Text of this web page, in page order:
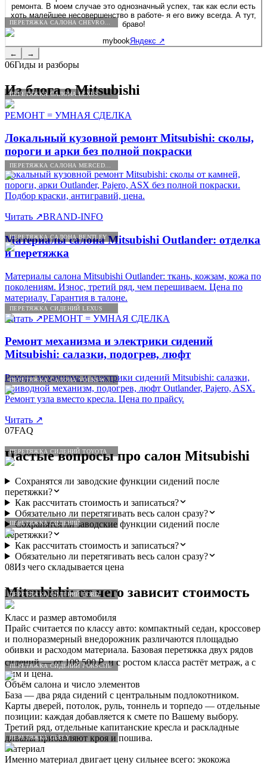
ПЕРЕТЯЖКА САЛОНА LEXUS
ПЕРЕТЯЖКА САЛОНА BENTLEY
ПЕРЕТЯЖКА СИДЕНИЙ LEXUS
ПЕРЕТЯЖКА САЛОНА VOLKSWAGEN
ПЕРЕТЯЖКА СИДЕНИЙ TOYOTA
ПЕРЕТЯЖКА СИДЕНИЙ
ПЕРЕТЯЖКА СИДЕНИЙ FORD
ПЕРЕТЯЖКА СИДЕНИЙ PORSCHE
ПЕРЕТЯЖКА GEELY
ремонта. В моем случае это однозначный успех, так как если есть
хоть малейшее несовершенство в работе- я его вижу всегда. А тут,
браво!
mybookЯндекс ↗
←
→
06Гиды и разборы
Из блога оMitsubishi
РЕМОНТ = УМНАЯ СДЕЛКА
Локальный кузовной ремонт Mitsubishi: сколы,
пороги и арки без полной покраски
Локальный кузовной ремонт Mitsubishi: сколы от камней,
пороги, арки Outlander, Pajero, ASX без полной покраски.
Подбор краски, антигравий, цена.
Читать ↗BRAND-INFO
Материалы салона Mitsubishi Outlander: отделка
и перетяжка
Материалы салона Mitsubishi Outlander: ткань, кожзам, кожа по
поколениям. Износ, третий ряд, чем перешиваем. Цена по
материалу. Гарантия в талоне.
Читать ↗РЕМОНТ = УМНАЯ СДЕЛКА
Ремонт механизма и электрики сидений
Mitsubishi: салазки, подогрев, люфт
Ремонт механизма и электрики сидений Mitsubishi: салазки,
приводной механизм, подогрев, люфт Outlander, Pajero, ASX.
Ремонт узла вместо кресла. Цена по прайсу.
Читать ↗
07FAQ
Частые вопросы про салон Mitsubishi
Сохранятся ли заводские функции сидений после
перетяжки?
Как рассчитать стоимость и записаться?
Обязательно ли перетягивать весь салон сразу?
Сохранятся ли заводские функции сидений после
перетяжки?
Как рассчитать стоимость и записаться?
Обязательно ли перетягивать весь салон сразу?
08Из чего складывается цена
Mitsubishi: от чего зависит стоимость
Класс и размер автомобиля
Прайс считается по классу авто: компактный седан, кроссовер
и полноразмерный внедорожник различаются площадью
обивки и расходом материала. Базовая перетяжка двух рядов
сидений — от 109 500 ₽, и с ростом класса растёт метраж, а с
ним и цена.
Объём салона и число элементов
База — два ряда сидений с центральным подлокотником.
Карты дверей, потолок, руль, тоннель и торпедо — отдельные
позиции: каждая добавляется к смете по Вашему выбору.
Третий ряд, отдельные капитанские кресла и раскладные
диваны прибавляют кроя и пошива.
Материал
Именно материал двигает цену сильнее всего: экокожа